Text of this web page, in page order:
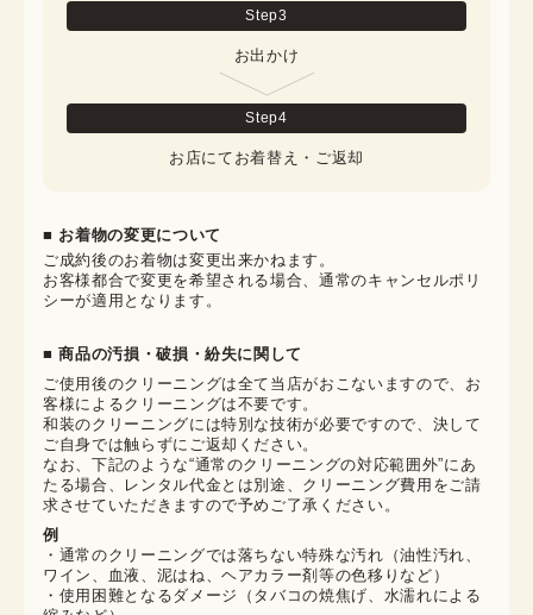
Step3
お出かけ
Step4
お店にてお着替え・ご返却
■ お着物の変更について
ご成約後のお着物は変更出来かねます。
お客様都合で変更を希望される場合、通常のキャンセルポリ
シーが適用となります。
■ 商品の汚損・破損・紛失に関して
ご使用後のクリーニングは全て当店がおこないますので、お
客様によるクリーニングは不要です。
和装のクリーニングには特別な技術が必要ですので、決して
ご自身では触らずにご返却ください。
なお、下記のような“通常のクリーニングの対応範囲外”にあ
たる場合、レンタル代金とは別途、クリーニング費用をご請
求させていただきますので予めご了承ください。
例
・通常のクリーニングでは落ちない特殊な汚れ（油性汚れ、
ワイン、血液、泥はね、ヘアカラー剤等の色移りなど）
・使用困難となるダメージ（タバコの焼焦げ、水濡れによる